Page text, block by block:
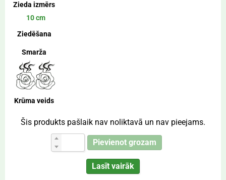
Zieda izmērs
10 cm
Ziedēšana
Smarža
Krūma veids
Šis produkts pašlaik nav noliktavā un nav pieejams.
Pievienot grozam
Lasīt vairāk